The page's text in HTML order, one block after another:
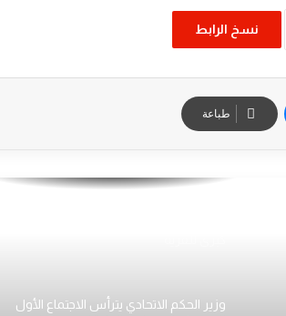
نسخ الرابط
طباعة
وزير الحكم الاتحادي يترأس الاجتماع الأول